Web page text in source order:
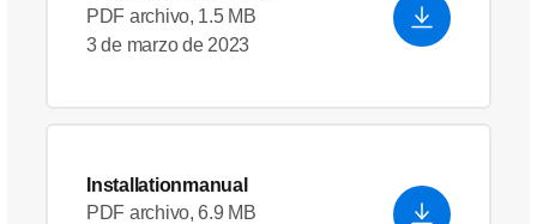
PDF archivo, 1.5 MB
3 de marzo de 2023
Installationmanual
PDF archivo, 6.9 MB